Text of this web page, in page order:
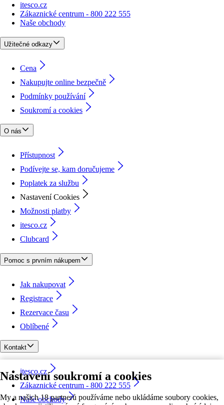
Nastavení soukromí a cookies
My a našich 18 partnerů používáme nebo ukládáme soubory cookies,
itesco.cz
Zákaznické centrum - 800 222 555
Naše obchody
Užitečné odkazy
Cena
Nakupujte online bezpečně
Podmínky používání
Soukromí a cookies
O nás
Přístupnost
Podívejte se, kam doručujeme
Poplatek za službu
Nastavení Cookies
Možnosti platby
itesco.cz
Clubcard
Pomoc s prvním nákupem
Jak nakupovat
Registrace
Rezervace času
Oblíbené
Kontakt
itesco.cz
Zákaznické centrum - 800 222 555
Naše obchody